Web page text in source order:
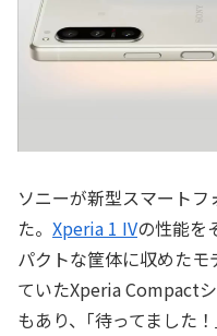
ソニーが新型スマート
た。 Xperia 1 IVの性能を
パクトな筐体に収めた
ていたXperia Compact
もあり、｢待ってました